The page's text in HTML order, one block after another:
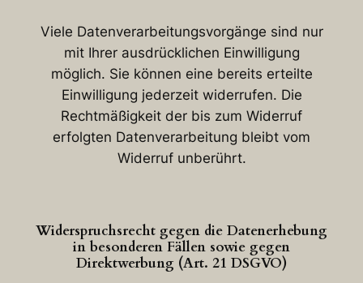
Viele Datenverarbeitungsvorgänge sind nur
mit Ihrer ausdrücklichen Einwilligung
möglich. Sie können eine bereits erteilte
Einwilligung jederzeit widerrufen. Die
Rechtmäßigkeit der bis zum Widerruf
erfolgten Datenverarbeitung bleibt vom
Widerruf unberührt.
Widerspruchsrecht gegen die Datenerhebung
in besonderen Fällen sowie gegen
Direktwerbung (Art. 21 DSGVO)